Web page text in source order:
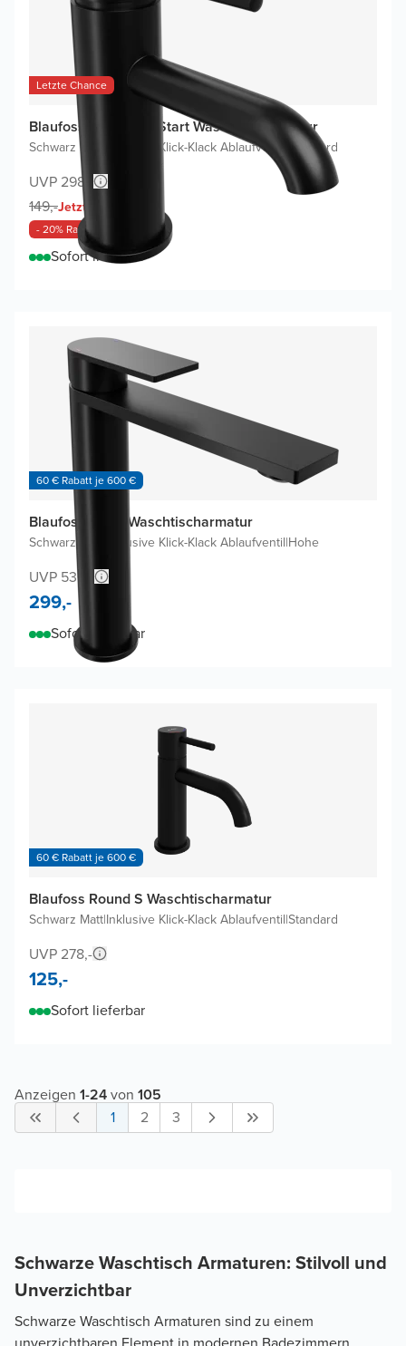
Letzte Chance
Blaufoss Round EcoStart Waschtischarmatur
Schwarz Matt Inklusive Klick-Klack Ablaufventil Standard
UVP 298,-
149,-Jetzt119,-
- 20% Rabatt
Sofort lieferbar
60 € Rabatt je 600 €
Blaufoss Fenix Waschtischarmatur
Schwarz Matt Inklusive Klick-Klack Ablaufventil|Hohe
UVP 530,-
299,-
Sofort lieferbar
60 € Rabatt je 600 €
Blaufoss Round S Waschtischarmatur
Schwarz Matt|Inklusive Klick-Klack Ablaufventil|Standard
UVP 278,-
125,-
Sofort lieferbar
Anzeigen 1-24von 105
1
2 3
Schwarze Waschtisch Armaturen: Stilvoll und
Unverzichtbar
Schwarze Waschtisch Armaturen sind zu einem